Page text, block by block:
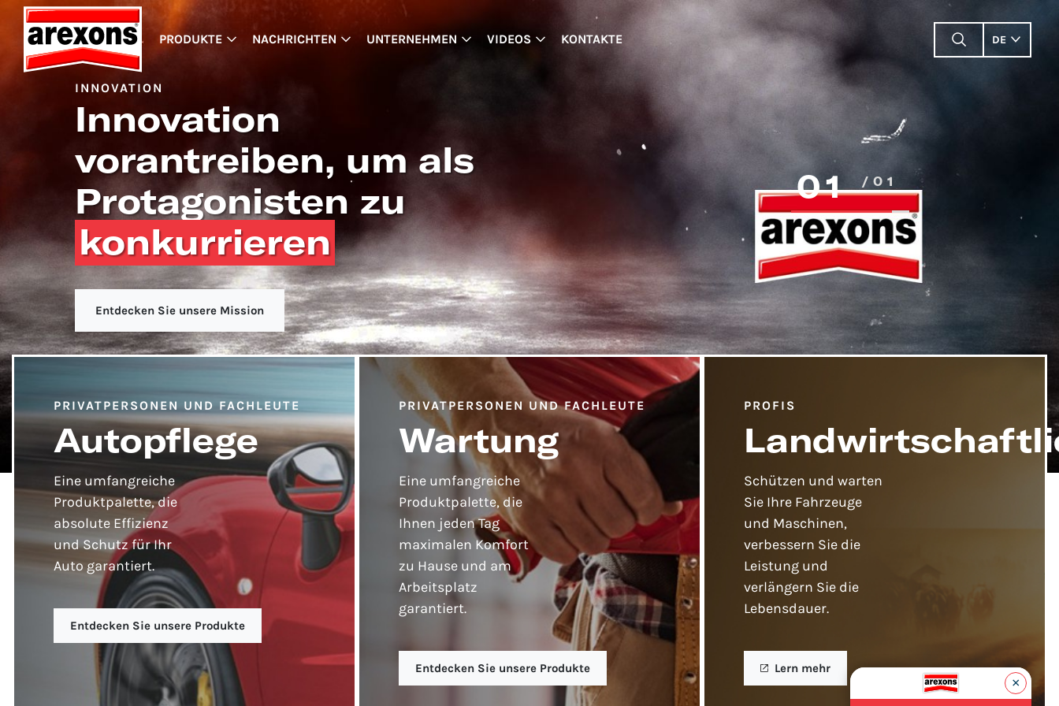
PRODUKTE NACHRICHTEN UNTERNEHMEN VIDEOS KONTAKTE DE
INNOVATION
Innovation
vorantreiben, um als
Protagonisten zu
konkurrieren
Entdecken Sie unsere Mission
01 / 01
PRIVATPERSONEN UND FACHLEUTE
Autopflege
Eine umfangreiche
Produktpalette, die
absolute Effizienz
und Schutz für Ihr
Auto garantiert.
Entdecken Sie unsere Produkte
PRIVATPERSONEN UND FACHLEUTE
Wartung
Eine umfangreiche
Produktpalette, die
Ihnen jeden Tag
maximalen Komfort
zu Hause und am
Arbeitsplatz
garantiert.
Entdecken Sie unsere Produkte
PROFIS
Schützen und warten
Sie Ihre Fahrzeuge
und Maschinen,
verbessern Sie die
Leistung und
verlängern Sie die
Lebensdauer.
Lern mehr
×